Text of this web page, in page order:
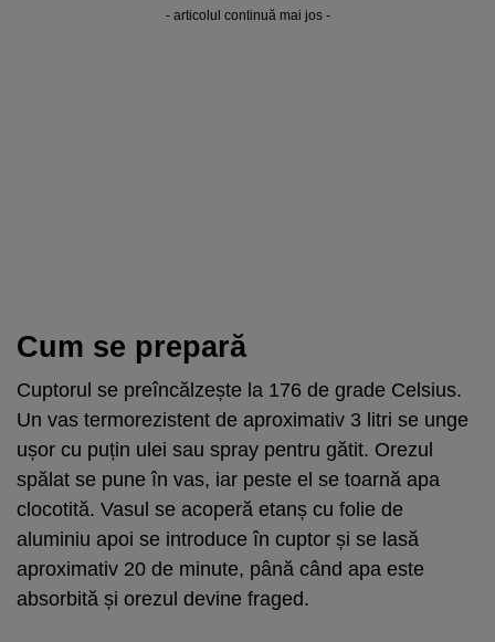
- articolul continuă mai jos -
Cum se prepară
Cuptorul se preîncălzește la 176 de grade Celsius.
Un vas termorezistent de aproximativ 3 litri se unge
ușor cu puțin ulei sau spray pentru gătit. Orezul
spălat se pune în vas, iar peste el se toarnă apa
clocotită. Vasul se acoperă etanș cu folie de
aluminiu apoi se introduce în cuptor și se lasă
aproximativ 20 de minute, până când apa este
absorbită și orezul devine fraged.